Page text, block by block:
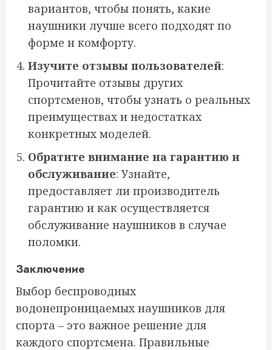
вариантов, чтобы понять, какие
наушники лучше всего подходят по
форме и комфорту.
Изучите отзывы пользователей:
Прочитайте отзывы других
спортсменов, чтобы узнать о реальных
преимуществах и недостатках
конкретных моделей.
Обратите внимание на гарантию и
обслуживание: Узнайте,
предоставляет ли производитель
гарантию и как осуществляется
обслуживание наушников в случае
поломки.
Заключение
Выбор беспроводных
водонепроницаемых наушников для
спорта – это важное решение для
каждого спортсмена. Правильные